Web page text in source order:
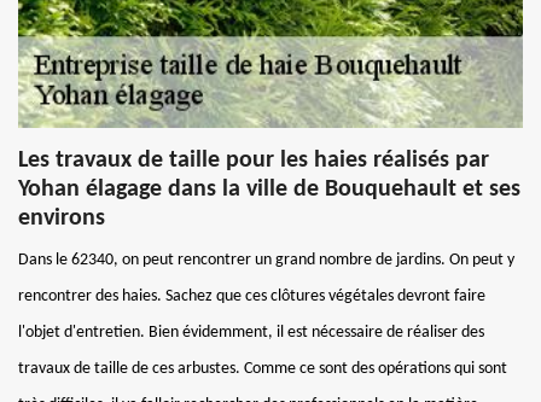
Les travaux de taille pour les haies réalisés par
Yohan élagage dans la ville de Bouquehault et ses
environs
Dans le 62340, on peut rencontrer un grand nombre de jardins. On peut y
rencontrer des haies. Sachez que ces clôtures végétales devront faire
l'objet d'entretien. Bien évidemment, il est nécessaire de réaliser des
travaux de taille de ces arbustes. Comme ce sont des opérations qui sont